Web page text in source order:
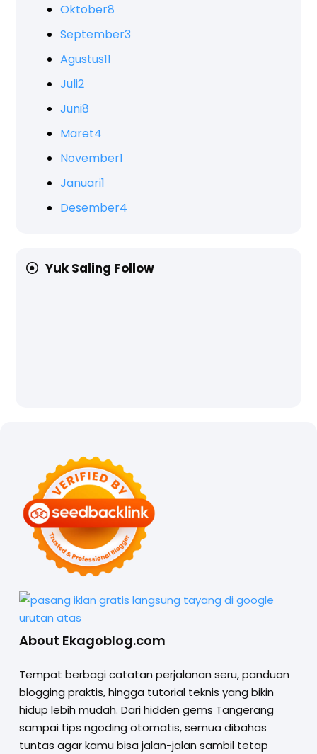
Oktober8
September3
Agustus11
Juli2
Juni8
Maret4
November1
Januari1
Desember4
Yuk Saling Follow
About Ekagoblog.com
Tempat berbagi catatan perjalanan seru, panduan
blogging praktis, hingga tutorial teknis yang bikin
hidup lebih mudah. Dari hidden gems Tangerang
sampai tips ngoding otomatis, semua dibahas
tuntas agar kamu bisa jalan-jalan sambil tetap